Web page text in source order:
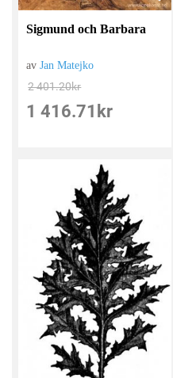
Sigmund och Barbara
avJan Matejko
2 401.20kr
1 416.71 kr